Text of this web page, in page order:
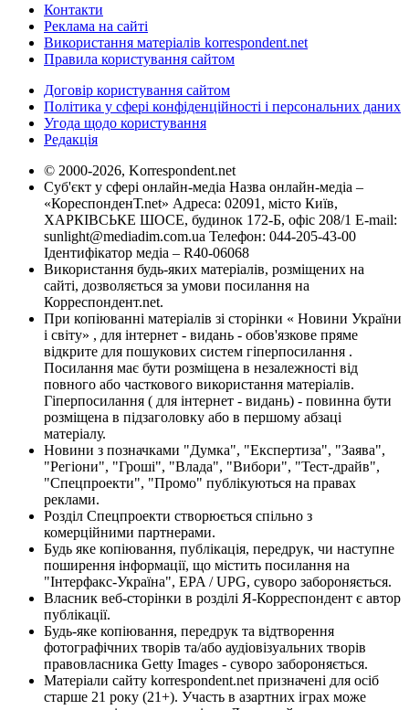
Контакти
Реклама на сайті
Використання матеріалів korrespondent.net
Правила користування сайтом
Договір користування сайтом
Політика у сфері конфіденційності і персональних даних
Угода щодо користування
Редакція
© 2000-2026, Korrespondent.net
Суб'єкт у сфері онлайн-медіа Назва онлайн-медіа –
«КореспонденТ.net» Адреса: 02091, місто Київ,
ХАРКІВСЬКЕ ШОСЕ, будинок 172-Б, офіс 208/1 E-mail:
sunlight@mediadim.com.ua Телефон: 044-205-43-00
Ідентифікатор медіа – R40-06068
Використання будь-яких матеріалів, розміщених на
сайті, дозволяється за умови посилання на
Корреспондент.net.
При копіюванні матеріалів зі сторінки « Новини України
і світу» , для інтернет - видань - обов'язкове пряме
відкрите для пошукових систем гіперпосилання .
Посилання має бути розміщена в незалежності від
повного або часткового використання матеріалів.
Гіперпосилання ( для інтернет - видань) - повинна бути
розміщена в підзаголовку або в першому абзаці
матеріалу.
Новини з позначками "Думка", "Експертиза", "Заява",
"Регіони", "Гроші", "Влада", "Вибори", "Тест-драйв",
"Спецпроекти", "Промо" публікуються на правах
реклами.
Розділ Спецпроекти створюється спільно з
комерційними партнерами.
Будь яке копіювання, публікація, передрук, чи наступне
поширення інформації, що містить посилання на
"Інтерфакс-Україна", EPA / UPG, суворо забороняється.
Власник веб-сторінки в розділі Я-Корреспондент є автор
публікації.
Будь-яке копіювання, передрук та відтворення
фотографічних творів та/або аудіовізуальних творів
правовласника Getty Images - суворо забороняється.
Матеріали сайту korrespondent.net призначені для осіб
старше 21 року (21+). Участь в азартних іграх може